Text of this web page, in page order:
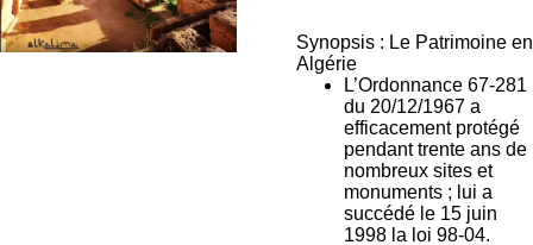
Synopsis : Le Patrimoine en
Algérie
L’Ordonnance 67-281
du 20/12/1967 a
efficacement protégé
pendant trente ans de
nombreux sites et
monuments ; lui a
succédé le 15 juin
1998 la loi 98-04.